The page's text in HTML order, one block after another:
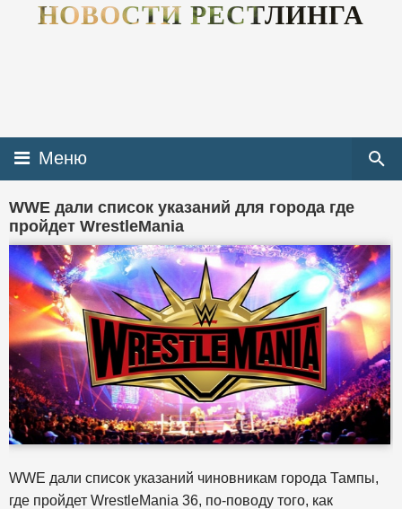
НОВОСТИ РЕСТЛИНГА
Меню
WWE дали список указаний для города где
пройдет WrestleMania
WWE дали список указаний чиновникам города Тампы,
где пройдет WrestleMania 36, по-поводу того, как